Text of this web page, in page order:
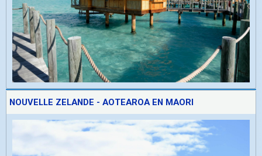
NOUVELLE ZELANDE - AOTEAROA EN MAORI